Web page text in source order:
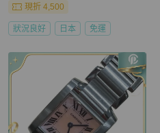
現折 4,500
狀況良好 日本 免運